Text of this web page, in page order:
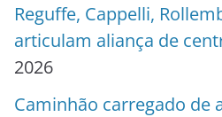
Reguffe, Cappelli,
articulam aliança de
2026
Caminhão carregado de